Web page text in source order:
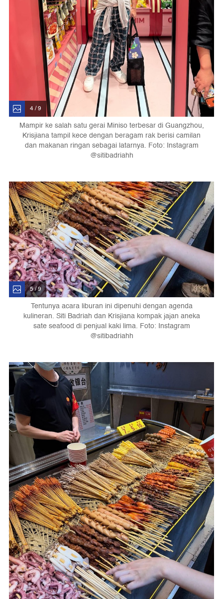
4 / 9
Mampir ke salah satu gerai Miniso terbesar di Guangzhou,
Krisjiana tampil kece dengan beragam rak berisi camilan
dan makanan ringan sebagai latarnya. Foto: Instagram
@sitibadriahh
5 / 9
Tentunya acara liburan ini dipenuhi dengan agenda
kulineran. Siti Badriah dan Krisjiana kompak jajan aneka
sate seafood di penjual kaki lima. Foto: Instagram
@sitibadriahh